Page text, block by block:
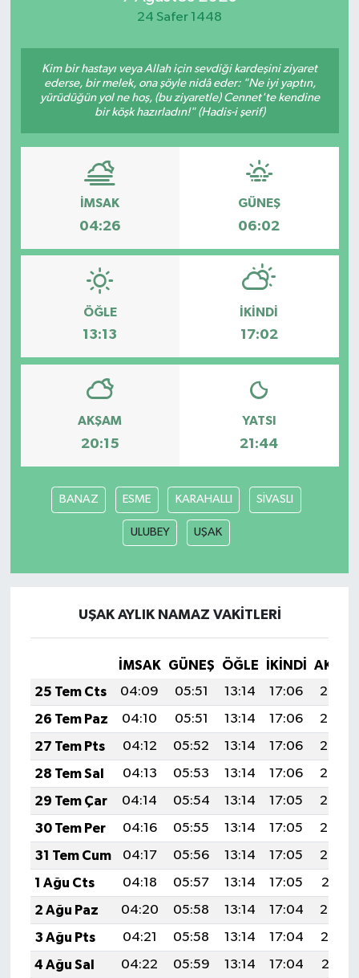
24 Safer 1448
Kim bir hastayı veya Allah için sevdiği kardeşini ziyaret
ederse, bir melek, ona şöyle nidâ eder: "Ne iyi yaptın,
yürüdüğün yol ne hoş, (bu ziyaretle) Cennet'te kendine
bir köşk hazırladın!" (Hadis-i şerif)
İMSAK
04:26
GÜNEŞ
06:02
ÖĞLE
13:13
İKINDI
17:02
AKŞAM
20:15
YATSI
21:44
BANAZ ESME KARAHALLI SİVASLI
ULUBEY UŞAK
UŞAK AYLIK NAMAZ VAKITLERI
İMSAK GÜNEŞ ÖĞLE İKINDI
25 Tem Cts
04:09 05:51 13:14 17:06
20:27
26 Tem Paz
04:10 05:51 13:14 17:06
20:26
27 Tem Pts
04:12 05:52 13:14 17:06
20:26
28 Tem Sal
04:13 05:53 13:14 17:06
20:25
29 Tem Çar
04:14 05:54 13:14 17:05
20:24
30 Tem Per
04:16 05:55 13:14 17:05
20:23
31 Tem Cum
04:17 05:56 13:14 17:05
20:22
1 Ağu Cts
04:18 05:57 13:14 17:05
20:21
2 Ağu Paz
04:20 05:58 13:14 17:04
20:20
3 Ağu Pts
04:21 05:58 13:14 17:04
20:19
4 Ağu Sal
04:22 05:59 13:14 17:04
20:18